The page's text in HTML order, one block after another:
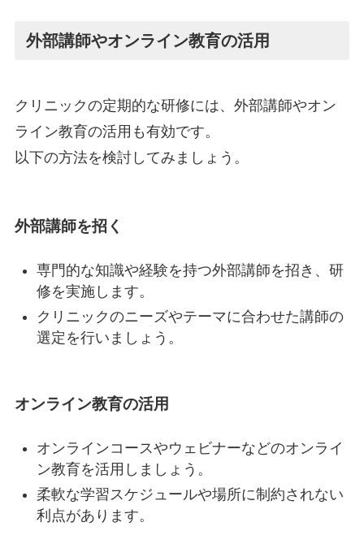
外部講師やオンライン教育の活用
クリニックの定期的な研修には、外部講師やオン
ライン教育の活用も有効です。
以下の方法を検討してみましょう。
外部講師を招く
専門的な知識や経験を持つ外部講師を招き、研
修を実施します。
クリニックのニーズやテーマに合わせた講師の
選定を行いましょう。
オンライン教育の活用
オンラインコースやウェビナーなどのオンライ
ン教育を活用しましょう。
柔軟な学習スケジュールや場所に制約されない
利点があります。